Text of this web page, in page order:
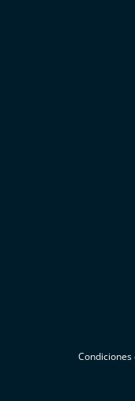
Condiciones